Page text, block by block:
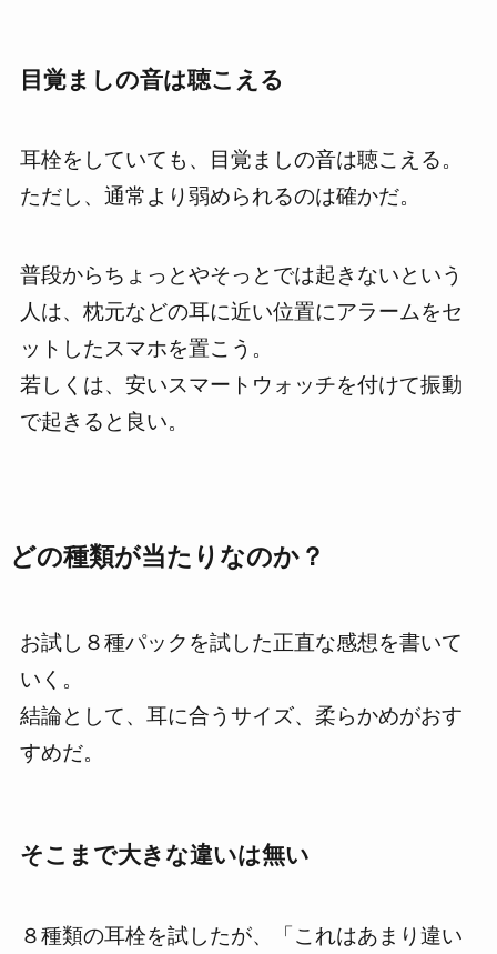
目覚ましの音は聴こえる
耳栓をしていても、目覚ましの音は聴こえる。
ただし、通常より弱められるのは確かだ。
普段からちょっとやそっとでは起きないという
人は、枕元などの耳に近い位置にアラームをセ
ットしたスマホを置こう。
若しくは、安いスマートウォッチを付けて振動
で起きると良い。
どの種類が当たりなのか？
お試し８種パックを試した正直な感想を書いて
いく。
結論として、耳に合うサイズ、柔らかめがおす
すめだ。
そこまで大きな違いは無い
８種類の耳栓を試したが、
「これはあまり違い